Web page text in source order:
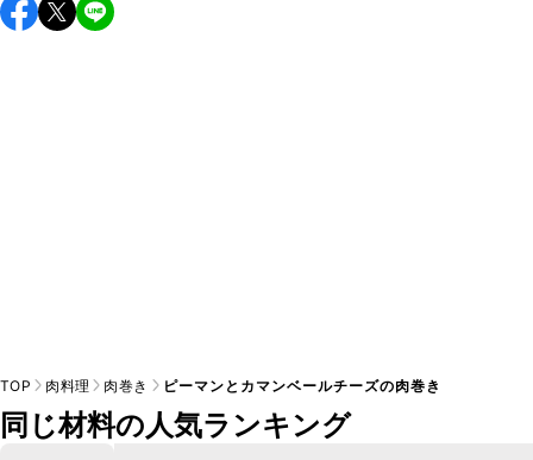
し上がりください。
TOP 肉料理 肉巻き ピーマンとカマンベールチーズの肉巻き
同じ材料の人気ランキング